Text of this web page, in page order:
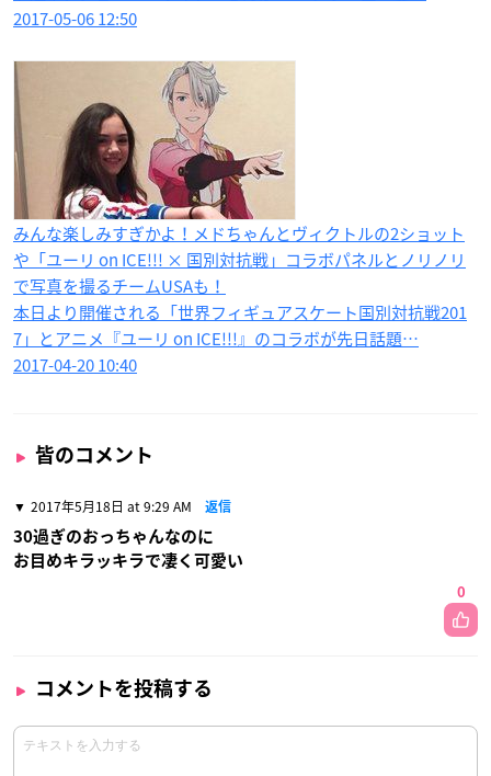
2017-05-06 12:50
みんな楽しみすぎかよ！メドちゃんとヴィクトルの2ショット
や「ユーリ on ICE!!! × 国別対抗戦」コラボパネルとノリノリ
で写真を撮るチームUSAも！
本日より開催される「世界フィギュアスケート国別対抗戦201
7」とアニメ『ユーリ on ICE!!!』のコラボが先日話題…
2017-04-20 10:40
皆のコメント
2017年5月18日 at 9:29 AM 返信
30過ぎのおっちゃんなのに
お目めキラッキラで凄く可愛い
0
コメントを投稿する